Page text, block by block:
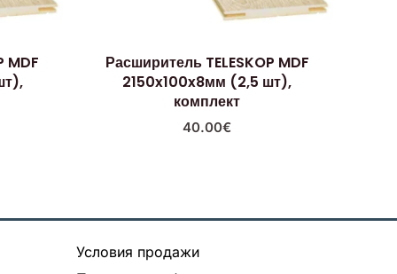
MDF
Расширитель TELESKOP MDF
2150x100x8мм (2,5 шт),
комплект
40.00€
Условия продажи